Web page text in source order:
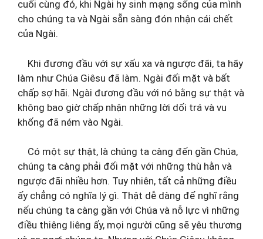
cuối cùng đó, khi Ngài hy sinh mạng sống của mình
cho chúng ta và Ngài sẵn sàng đón nhận cái chết
của Ngài.
Khi đương đầu với sự xấu xa và ngược đãi, ta hãy
làm như Chúa Giêsu đã làm. Ngài đối mặt và bất
chấp sợ hãi. Ngài đương đầu với nó bằng sự thật và
không bao giờ chấp nhận những lời dối trá và vu
khống đã ném vào Ngài.
Có một sự thật, là chúng ta càng đến gần Chúa,
chúng ta càng phải đối mặt với những thù hằn và
ngược đãi nhiều hơn. Tuy nhiên, tất cả những điều
ấy chẳng có nghĩa lý gì. Thật dễ dàng để nghĩ rằng
nếu chúng ta càng gần với Chúa và nỗ lực vì những
điều thiêng liêng ấy, mọi người cũng sẽ yêu thương